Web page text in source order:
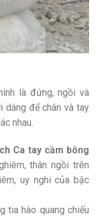
là đứng, ngồi và
dáng để chân và tay
nhau.
Ca tay cầm bông
thân ngồi trên
uy nghi của bậc
tia hào quang chiếu